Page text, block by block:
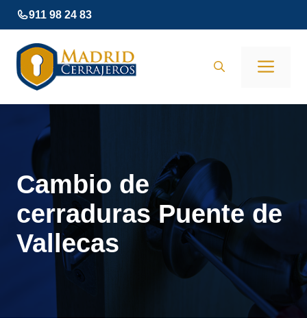
Saltar
al
contenido
911 98 24 83
Cambio de
cerraduras Puente de
Vallecas